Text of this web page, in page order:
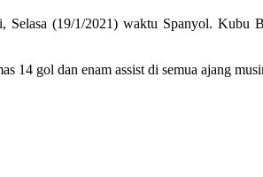
(19/1/2021) waktu Spanyol. Kubu
14 gol dan enam assist di semua ajang